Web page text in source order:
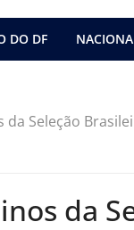
DO DF
Seleção
da